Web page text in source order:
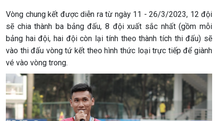
Vòng chung kết được diễn ra từ ngày 11 - 26/3/2023, 12 đội
sẽ chia thành ba bảng đấu, 8 đội xuất sắc nhất (gồm mỗi
bảng hai đội, hai đội còn lại tính theo thành tích thi đấu) sẽ
vào thi đấu vòng tứ kết theo hình thức loại trực tiếp để giành
vé vào vòng trong.